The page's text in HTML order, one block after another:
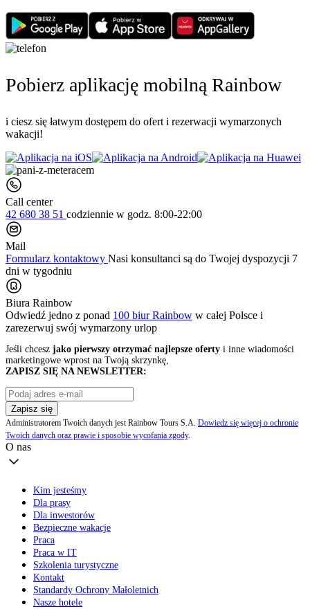
Pobierz aplikację mobilną Rainbow
i ciesz się łatwym dostępem do ofert i rezerwacji wymarzonych
wakacji!
Call center
42 680 38 51 codziennie w godz. 8:00-22:00
Mail
Formularz kontaktowy Nasi konsultanci są do Twojej dyspozycji 7
dni w tygodniu
Biura Rainbow
Odwiedź jedno z ponad 100 biur Rainbow w całej Polsce i
zarezerwuj swój wymarzony urlop
Jeśli chcesz jako pierwszy otrzymać najlepsze oferty i inne wiadomości
marketingowe wprost na Twoją skrzynkę,
ZAPISZ SIĘ NA NEWSLETTER:
Zapisz się
Administratorem Twoich danych jest Rainbow Tours S.A. Dowiedz się więcej o ochronie
Twoich danych oraz prawie i sposobie wycofania zgody.
O nas
Kim jesteśmy
Dla prasy
Dla inwestorów
Bezpieczne wakacje
Praca
Praca w IT
Szkolenia turystyczne
Kontakt
Standardy Ochrony Małoletnich
Nasze hotele